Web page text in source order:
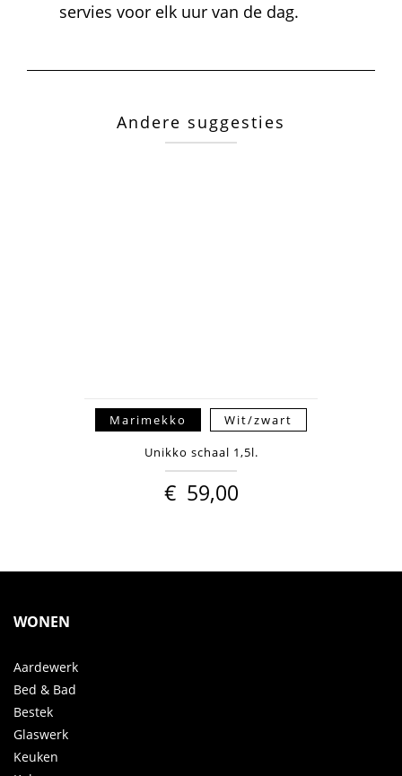
servies voor elk uur van de dag.
Andere suggesties
Marimekko Wit/zwart
Unikko schaal 1,5l.
€ 59,00
WONEN
Aardewerk
Bed & Bad
Bestek
Glaswerk
Keuken